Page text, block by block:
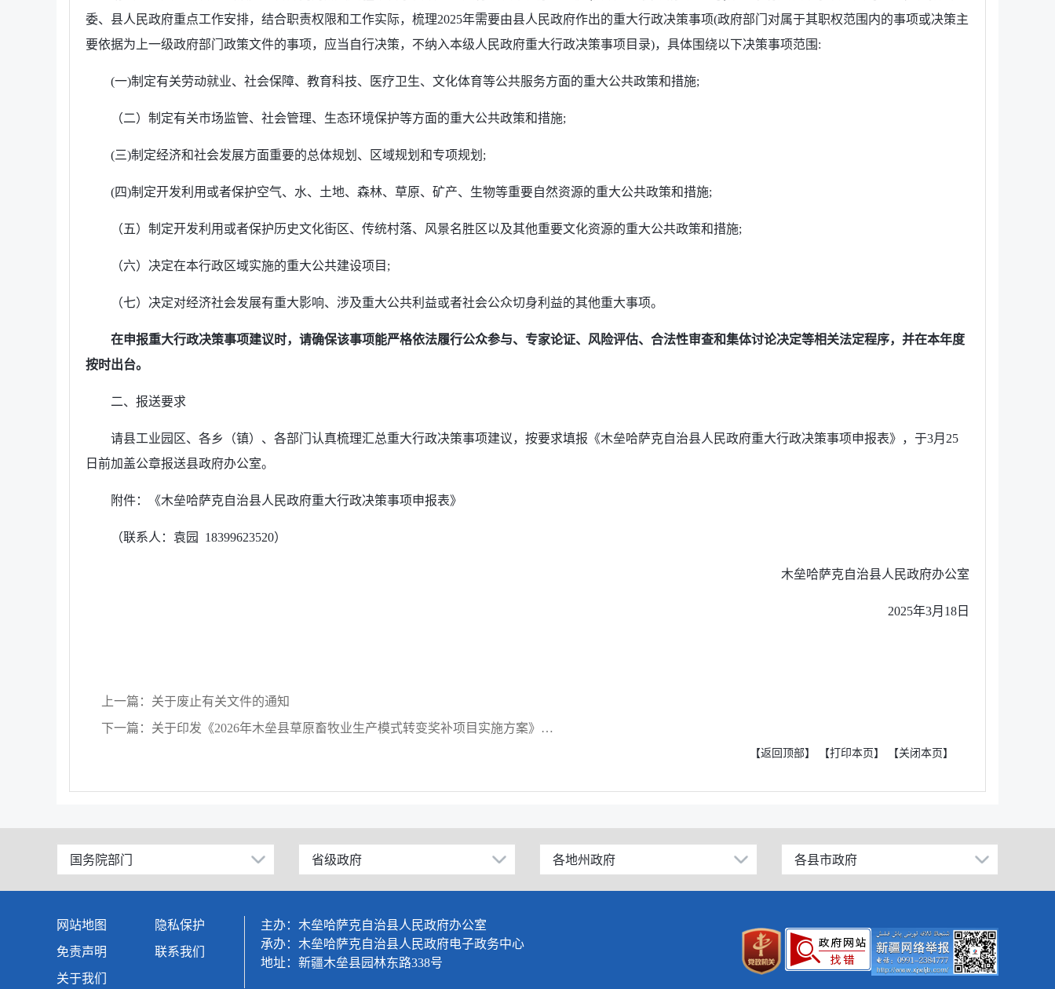
委、县人民政府重点工作安排，结合职责权限和工作实际，梳理2025年需要由县人民政府作出的重大行政决策事项(政府部门对属于其职权范围内的事项或决策主
要依据为上一级政府部门政策文件的事项，应当自行决策，不纳入本级人民政府重大行政决策事项目录)，具体围绕以下决策事项范围:
(一)制定有关劳动就业、社会保障、教育科技、医疗卫生、文化体育等公共服务方面的重大公共政策和措施;
（二）制定有关市场监管、社会管理、生态环境保护等方面的重大公共政策和措施;
(三)制定经济和社会发展方面重要的总体规划、区域规划和专项规划;
(四)制定开发利用或者保护空气、水、土地、森林、草原、矿产、生物等重要自然资源的重大公共政策和措施;
（五）制定开发利用或者保护历史文化街区、传统村落、风景名胜区以及其他重要文化资源的重大公共政策和措施;
（六）决定在本行政区域实施的重大公共建设项目;
（七）决定对经济社会发展有重大影响、涉及重大公共利益或者社会公众切身利益的其他重大事项。
在申报重大行政决策事项建议时，请确保该事项能严格依法履行公众参与、专家论证、风险评估、合法性审查和集体讨论决定等相关法定程序，并在本年度
按时出台。
二、报送要求
请县工业园区、各乡（镇）、各部门认真梳理汇总重大行政决策事项建议，按要求填报《木垒哈萨克自治县人民政府重大行政决策事项申报表》，于3月25
日前加盖公章报送县政府办公室。
附件：《木垒哈萨克自治县人民政府重大行政决策事项申报表》
（联系人：袁园 18399623520）
木垒哈萨克自治县人民政府办公室
2025年3月18日
上一篇：关于废止有关文件的通知
下一篇：关于印发《2026年木垒县草原畜牧业生产模式转变奖补项目实施方案》的通知
【返回顶部】 【打印本页】 【关闭本页】
国务院部门
公安部
教育部
省级政府
北京
广东
天津
各地州政府
乌鲁木齐市
各县市政府
昌吉市
玛纳斯县
呼图壁县
网站地图
隐私保护
免责声明
联系我们
关于我们
主办：木垒哈萨克自治县人民政府办公室
承办：木垒哈萨克自治县人民政府电子政务中心
地址：新疆木垒县园林东路338号